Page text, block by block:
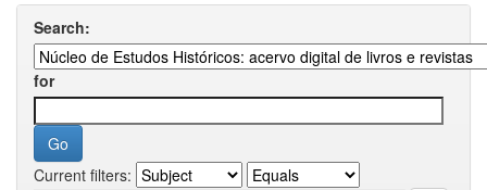
Search:
for
Current filters: